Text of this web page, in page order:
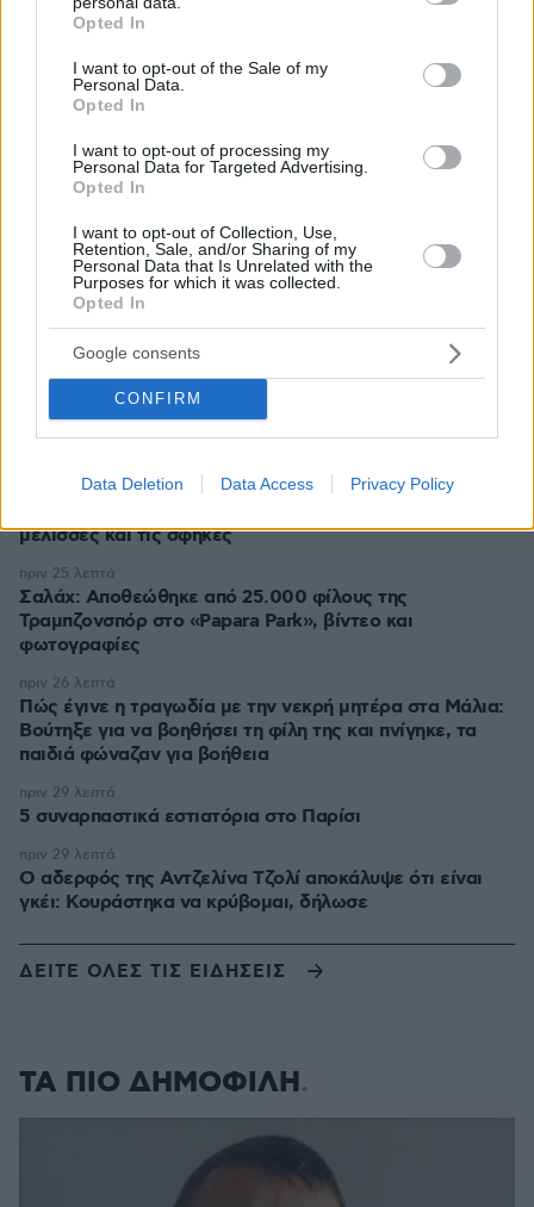
grant or deny consent to Google and its third-party tags to
use your data for below specified purposes in below Google
consent section.
Opted In
I want to opt-out of the Sale of my
Personal Data.
Opted In
I want to opt-out of processing my
Personal Data for Targeted Advertising.
Opted In
I want to opt-out of Collection, Use,
Retention, Sale, and/or Sharing of my
Personal Data that Is Unrelated with the
Purposes for which it was collected.
Opted In
Google consents
CONFIRM
Data Deletion Data Access Privacy Policy
100 φορές να απαντήσει στο Κογκρέσο
Ξεκινούν τα δοκιμαστικά δρομολόγια της επέκτασης
του Μετρό Θεσσαλονίκης προς την Καλαμαριά,
Ταχιάος
πριν 11 λεπτά
ΠΑΟΚ - Άντερλεχτ 0-1 (ημίχρονο): Παλεύει για την
ισοφάριση ο «Δικέφαλος», έχασε πέναλτι ο Μιχαηλίδης,
LIVE UPDATE
Για πάντα στη Ρεάλ Μαδρίτης ο Βινίσιους: Yπέγραψε
νέο συμβόλαιο έως το 2032 ο Βραζιλιάνος
πριν 16 λεπτά
Σφουγγάτο: 8 τρόποι να το φτιάξουμε – Από το πιο
μέλισσες και τις σφήκες
πριν 19 λεπτά
Σαλάχ: Αποθεώθηκε από 25.000 φίλους της
Τραμπζονσπόρ στο «Papara Park», βίντεο και
φωτογραφίες
πριν 25 λεπτά
Πώς έγινε η τραγωδία με την νεκρή μητέρα στα Μάλια:
Βούτηξε για να βοηθήσει τη φίλη της και πνίγηκε, τα
παιδιά φώναζαν για βοήθεια
πριν 26 λεπτά
5 συναρπαστικά εστιατόρια στο Παρίσι
πριν 29 λεπτά
Ο αδερφός της Αντζελίνα Τζολί αποκάλυψε ότι είναι
γκέι: Κουράστηκα να κρύβομαι, δήλωσε
πριν 29 λεπτά
ΔΕΙΤΕ ΟΛΕΣ ΤΙΣ ΕΙΔΗΣΕΙΣ
ΤΑ ΠΙΟ ΔΗΜΟΦΙΛΗ